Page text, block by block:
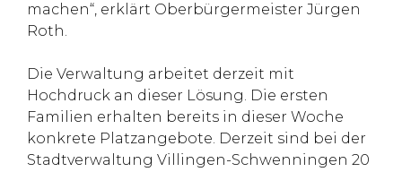
machen“, erklärt Oberbürgermeister Jürgen
Roth.
Die Verwaltung arbeitet derzeit mit
Hochdruck an dieser Lösung. Die ersten
Familien erhalten bereits in dieser Woche
konkrete Platzangebote. Derzeit sind bei der
Stadtverwaltung Villingen-Schwenningen 20